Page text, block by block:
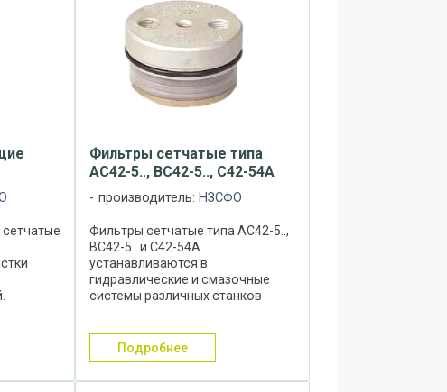
или
Фильтры сетчатые типа
АС42-5.., ВС42-5.., С42-54А
производитель: НЗСФО
Фильтры сетчатые типа АС42-5..,
ВС42-5.. и С42-54А
устанавливаются в
гидравлические и смазочные
системы различных станков
др..), а также иных машин.
Фильтры сетчатые типа АС42-5..,
подробнее